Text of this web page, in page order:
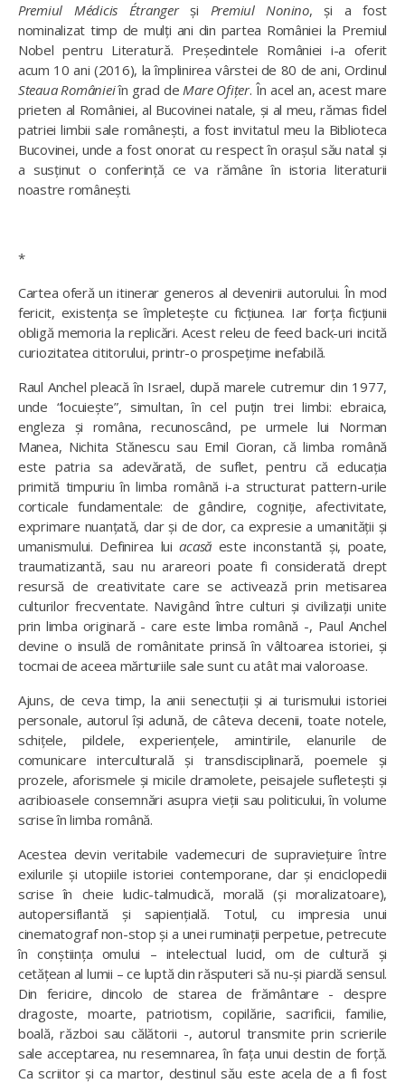
Premiul Médicis Étrangerși Premiul Nonino, și a fost
nominalizat timp de mulți ani din partea României la Premiul
Nobel pentru Literatură. Președintele României i-a oferit
acum 10 ani (2016), la împlinirea vârstei de 80 de ani, Ordinul
Steaua Românieiîn grad deMare Ofițer. În acel an, acest mare
prieten al României, al Bucovinei natale, și al meu, rămas fidel
patriei limbii sale românești, a fost invitatul meu la Biblioteca
Bucovinei, unde a fost onorat cu respect în orașul său natal și
a susținut o conferință ce va rămâne în istoria literaturii
noastre românești.
*
Cartea oferă un itinerar generos al devenirii autorului. În mod
fericit, existența se împletește cu ficțiunea. Iar forța ficțiunii
obligă memoria la replicări. Acest releu de feed back-uri incită
curiozitatea cititorului, printr-o prospețime inefabilă.
Raul Anchel pleacă în Israel, după marele cutremur din 1977,
unde “locuiește”, simultan, în cel puțin trei limbi: ebraica,
engleza și româna, recunoscând, pe urmele lui Norman
Manea, Nichita Stănescu sau Emil Cioran, că limba română
este patria sa adevărată, de suflet, pentru că educația
primită timpuriu în limba română i-a structurat pattern-urile
corticale fundamentale: de gândire, cogniție, afectivitate,
exprimare nuanțată, dar și de dor, ca expresie a umanității și
umanismului. Definirea luiacasă este inconstantă și, poate,
traumatizantă, sau nu arareori poate fi considerată drept
resursă de creativitate care se activează prin metisarea
culturilor frecventate. Navigând între culturi și civilizații unite
prin limba originară - care este limba română -, Paul Anchel
devine o insulă de românitate prinsă în vâltoarea istoriei, și
tocmai de aceea mărturiile sale sunt cu atât mai valoroase.
Ajuns, de ceva timp, la anii senectuții și ai turismului istoriei
personale, autorul își adună, de câteva decenii, toate notele,
schițele, pildele, experiențele, amintirile, elanurile de
comunicare interculturală și transdisciplinară, poemele și
prozele, aforismele și micile dramolete, peisajele sufletești și
acribioasele consemnări asupra vieții sau politicului, în volume
scrise în limba română.
Acestea devin veritabile vademecuri de supraviețuire între
exilurile și utopiile istoriei contemporane, dar și enciclopedii
scrise în cheie ludic-talmudică, morală (și moralizatoare),
autopersiflantă și sapiențială. Totul, cu impresia unui
cinematograf non-stop și a unei ruminații perpetue, petrecute
în conștiința omului – intelectual lucid, om de cultură și
cetățean al lumii – ce luptă din răsputeri să nu-și piardă sensul.
Din fericire, dincolo de starea de frământare - despre
dragoste, moarte, patriotism, copilărie, sacrificii, familie,
boală, război sau călătorii -, autorul transmite prin scrierile
sale acceptarea, nu resemnarea, în fața unui destin de forță.
Ca scriitor și ca martor, destinul său este acela de a fi fost